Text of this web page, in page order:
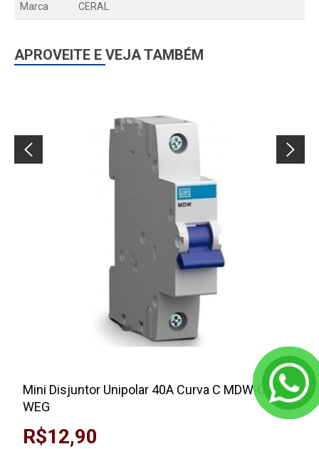
Marca CERAL
APROVEITE E VEJA TAMBÉM
Mini Disjuntor Unipolar 40A Curva C MDW-C40
WEG
R$12,90